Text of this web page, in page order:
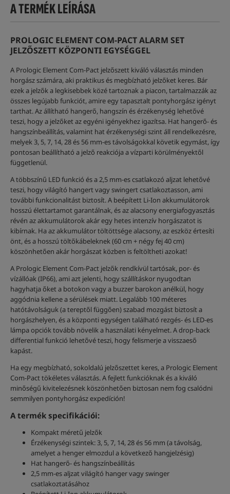
A TERMÉK LEÍRÁSA
PROLOGIC ELEMENT COM-PACT ALARM SET
JELZŐSZETT KÖZPONTI EGYSÉGGEL
A Prologic Element Com-Pact jelzőszett kiváló választás minden
horgász számára, aki praktikus és megbízható jelzőket keres. Bár
ezek a jelzők a legkisebbek közé tartoznak a piacon, tartalmazzák az
összes legújabb funkciót, amire egy tapasztalt pontyhorgász igényt
tarthat. Az állítható hangerő, hangszín és érzékenység lehetővé
teszi, hogy a jelzőket az egyéni igényekhez igazítsa. Hat hangerő- és
hangszínbeállítás, valamint hat érzékenységi szint áll rendelkezésre,
melyek 3, 5, 7, 14, 28 és 56 mm-es távolságokkal követik egymást, így
pontosan beállítható a jelző reakciója a vízparti körülményektől
függetlenül.
A többszínű LED funkció és a 2,5 mm-es csatlakozó aljzat lehetővé
teszi, hogy világító hangert vagy swingert csatlakoztasson, ami
további funkcionalitást biztosít. A beépített Li-Ion akkumulátorok
hosszú élettartamot garantálnak, és az alacsony energiafogyasztás
révén az akkumulátorok akár egy hetes intenzív horgászatot is
kibírnak. Ha az akkumulátor töltöttsége alacsony, az eszköz értesíti
önt, és a hosszú töltőkábeleknek (60 cm + négy fej 40 cm)
köszönhetően akár horgászat közben is feltöltheti azokat!
A Prologic Element Com-Pact jelzők rendkívül tartósak, por- és
vízállóak (IP66), ami azt jelenti, hogy szállításkor nyugodtan
hagyhatja őket a botokon vagy a buzzer barokon anélkül, hogy
aggódnia kellene a sérülések miatt. Legalább 100 méteres
hatótávolságuk (a tereptől függően) szabad mozgást biztosít a
horgászhelyen, és a központi egységen található rezgés- és LED-es
lámpa opciók tovább növelik a használati kényelmet. A drop-back
differential funkció lehetővé teszi, hogy felismerje a visszaeső
kapást.
Ha egy megbízható, sokoldalú jelzőszettet keres, a Prologic Element
Com-Pact tökéletes választás. A fejlett funkcióknak és a kiváló
minőségű kivitelezésnek köszönhetően biztosan nem fog csalódni
semmilyen pontyhorgász expedíción!
A termék specifikációi:
Kompakt méretű jelzők
Érzékenységi szintek: 3, 5, 7, 14, 28 és 56 mm (a távolság,
amelyet a henger elmozdul a következő hangjelzésig)
Hat hangerő- és hangszínbeállítás
2,5 mm-es aljzat világító hanger vagy swinger
csatlakoztatásához